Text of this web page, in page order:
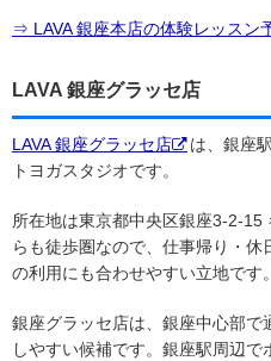
⇒ LAVA 銀座本店の体験レッスン
LAVA 銀座グラッセ店
LAVA 銀座グラッセ店
は、銀座
トヨガスタジオです。
所在地は東京都中央区銀座3-2-
らも徒歩圏なので、仕事帰り・
の利用にも合わせやすい立地です。
銀座グラッセ店は、銀座中心部で
しやすい候補です。銀座駅周辺